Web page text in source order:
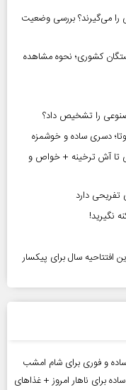
را می‌گیرند؟ بررسی وضعیت
بازنشستگان کشوری؛ نحوه مشاهده
را تشخیص داد؟
دسری ساده و خوشمزه
تا آش ترخینه + خواص و
تفریحی دارد
نگیرید!
خوشمزه و ساده برای ناهار امروز + غذاهای